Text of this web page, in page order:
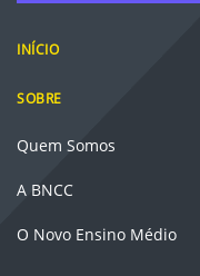
INÍCIO
SOBRE
Quem Somos
A BNCC
O Novo Ensino Médio